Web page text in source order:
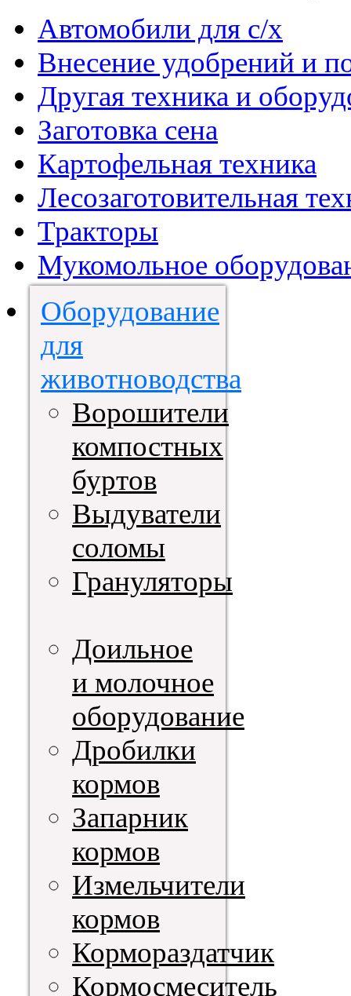
Автомобили для с/х
Внесение удобрений и
Другая техника и
Заготовка сена
Картофельная техника
Лесозаготовительная
Тракторы
Мукомольное
Оборудование
для
животноводства
Ворошители
компостных
буртов
Выдуватели
соломы
Грануляторы
Доильное
и молочное
оборудование
Дробилки
кормов
Запарник
кормов
Измельчители
кормов
Кормораздатчик
Кормосмеситель